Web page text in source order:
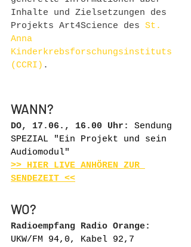
Inhalte und Zielsetzungen des
Projekts Art4Science des St.
Anna
Kinderkrebsforschungsinstituts
(CCRI) .
WANN?
DO, 17.06., 16.00 Uhr:
Sendung
SPEZIAL "Ein Projekt und sein
Audiomodul"
>> HIER LIVE ANHÖREN ZUR
SENDEZEIT <<
WO?
Radioempfang Radio Orange:
UKW/FM 94,0, Kabel 92,7